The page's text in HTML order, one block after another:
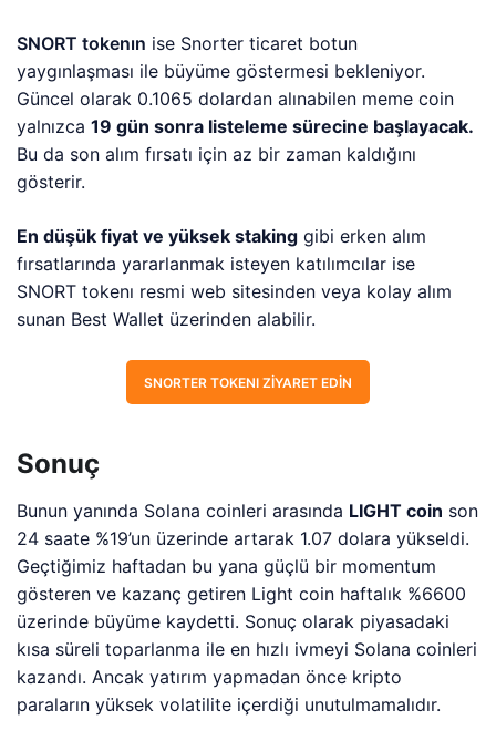
SNORT tokenın ise Snorter ticaret botun
yaygınlaşması ile büyüme göstermesi bekleniyor.
Güncel olarak 0.1065 dolardan alınabilen meme coin
yalnızca19 gün sonra listeleme sürecine başlayacak.
Bu da son alım fırsatı için az bir zaman kaldığını
gösterir.
En düşük fiyat ve yüksek staking gibi erken alım
fırsatlarında yararlanmak isteyen katılımcılar ise
SNORT tokenı resmi web sitesinden veya kolay alım
sunan Best Wallet üzerinden alabilir.
SNORTER TOKENI ZIYARET EDIN
Sonuç
Bunun yanında Solana coinleri arasında LIGHT coin son
24 saate %19’un üzerinde artarak 1.07 dolara yükseldi.
Geçtiğimiz haftadan bu yana güçlü bir momentum
gösteren ve kazanç getiren Light coin haftalık %6600
üzerinde büyüme kaydetti. Sonuç olarak piyasadaki
kısa süreli toparlanma ile en hızlı ivmeyi Solana coinleri
kazandı. Ancak yatırım yapmadan önce kripto
paraların yüksek volatilite içerdiği unutulmamalıdır.